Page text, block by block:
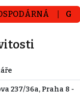
G
237/36a, Praha 8 -